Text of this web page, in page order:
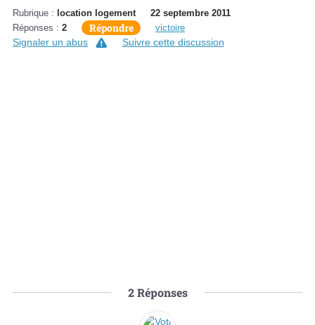
Rubrique : location logement
22 septembre 2011
Réponses : 2 Répondre victoire
Signaler un abus Suivre cette discussion
2Réponses